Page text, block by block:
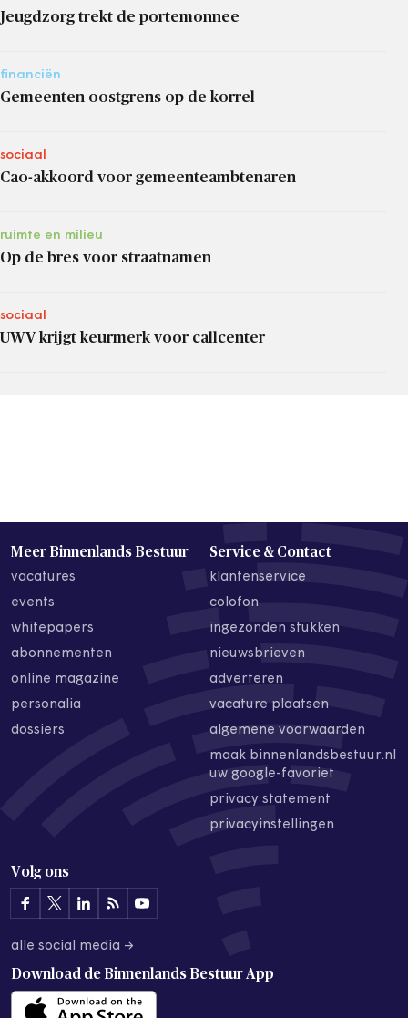
Jeugdzorg trekt de portemonnee
financiën
Gemeenten oostgrens op de korrel
sociaal
Cao-akkoord voor gemeenteambtenaren
ruimte en milieu
Op de bres voor straatnamen
sociaal
UWV krijgt keurmerk voor callcenter
Meer Binnenlands Bestuur
vacatures
events
whitepapers
abonnementen
online magazine
personalia
dossiers
Service & Contact
klantenservice
colofon
ingezonden stukken
nieuwsbrieven
adverteren
vacature plaatsen
algemene voorwaarden
maak binnenlandsbestuur.nl
uw google-favoriet
privacy statement
privacyinstellingen
Volg ons
alle social media →
Download de Binnenlands Bestuur App